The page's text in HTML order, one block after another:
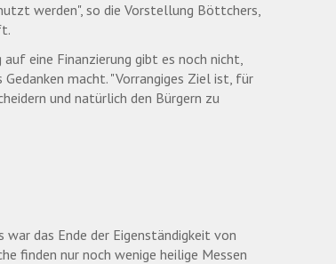
werden", so die Vorstellung Böttchers,
eine Finanzierung gibt es noch nicht,
macht. "Vorrangiges Ziel ist, für
und natürlich den Bürgern zu
das Ende der Eigenständigkeit von
finden nur noch wenige heilige Messen